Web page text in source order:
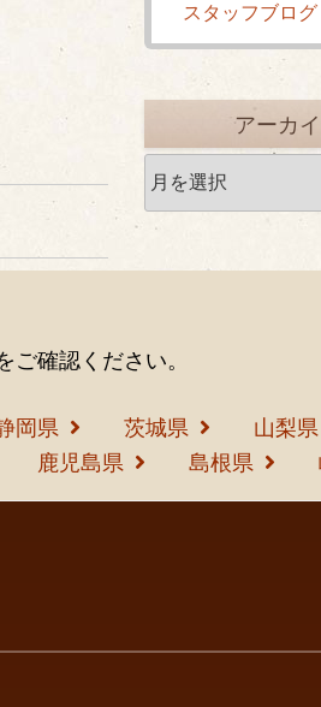
スタッフブログ
アーカ
ー
ブ
ご確認ください。
岡県 茨城県 山梨県
鹿児島県 島根県